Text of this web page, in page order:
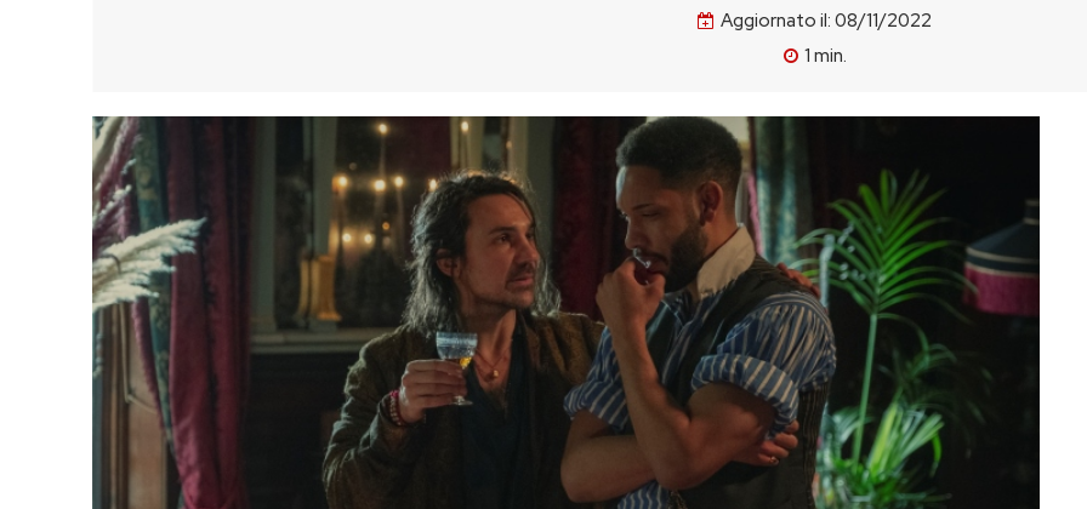
Aggiornato il: 08/11/2022
1 min.